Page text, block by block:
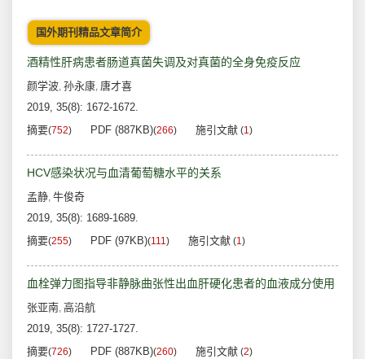
国外期刊精品文章简介
酒精性肝病患者肠道真菌失调及对真菌的全身免疫反应
颜学波, 孙永康, 唐才喜
2019, 35(8): 1672-1672.
摘要(752) PDF (887KB)(266) 施引文献 (1)
HCV感染状况与血清葡萄糖水平的关系
孟静, 牛俊奇
2019, 35(8): 1689-1689.
摘要(255) PDF (97KB)(111) 施引文献 (1)
血栓弹力图指导非静脉曲张性出血肝硬化患者的血液成分使用
张亚南, 高沿航
2019, 35(8): 1727-1727.
摘要(726) PDF (887KB)(260) 施引文献 (2)